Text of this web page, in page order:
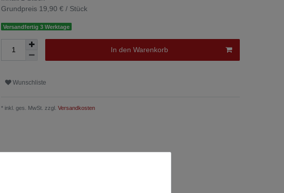
Grundpreis 19,90 € / Stück
Versandfertig 3 Werktage
In den Warenkorb
Wunschliste
* inkl. ges. MwSt. zzgl. Versandkosten